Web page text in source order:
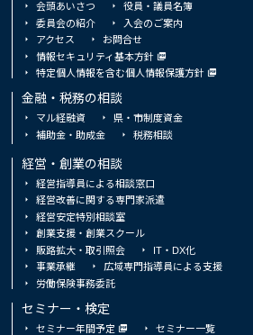
会頭あいさつ
役員・議員名簿
委員会の紹介
入会のご案内
アクセス
お問合せ
情報セキュリティ基本方針
特定個人情報を含む個人情報保護方針
金融・税務の相談
マル経融資
県・市制度資金
補助金・助成金
税務相談
経営・創業の相談
経営指導員による相談窓口
経営改善に関する専門家派遣
経営安定特別相談室
創業支援・創業スクール
販路拡大・取引照会
IT・DX化
事業承継
広域専門指導員による支援
労働保険事務委託
セミナー・検定
セミナー年間予定
セミナー一覧